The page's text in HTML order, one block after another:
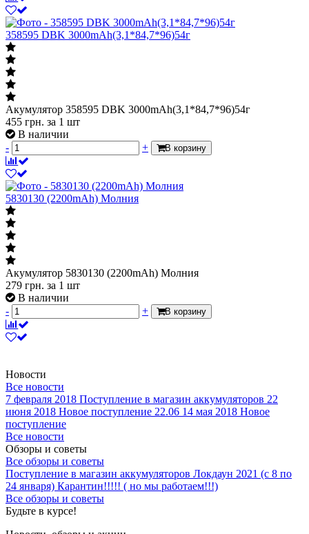
В наличии
-
+ В корзину
358595 DBK 3000mAh(3,1*84,7*96)54г
Акумулятор 358595 DBK 3000mAh(3,1*84,7*96)54г
455грн.за 1 шт
В наличии
-
+ В корзину
5830130 (2200mAh) Молния
Акумулятор 5830130 (2200mAh) Молния
279грн.за 1 шт
В наличии
Новости
Все новости
7 февраля 2018
июня 2018 Новое поступление 22.06
поступление
Все новости
Обзоры и советы
Все обзоры и советы
Поступление в магазин аккумуляторов